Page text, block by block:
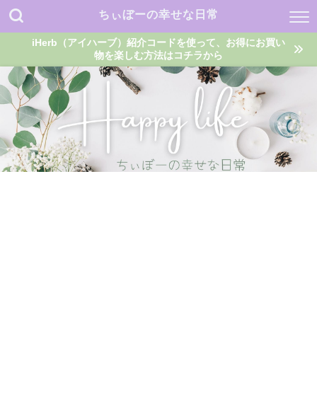
ちぃぼーの幸せな日常
iHerb（アイハーブ）紹介コードを使って、お得にお買い
物を楽しむ方法はコチラから